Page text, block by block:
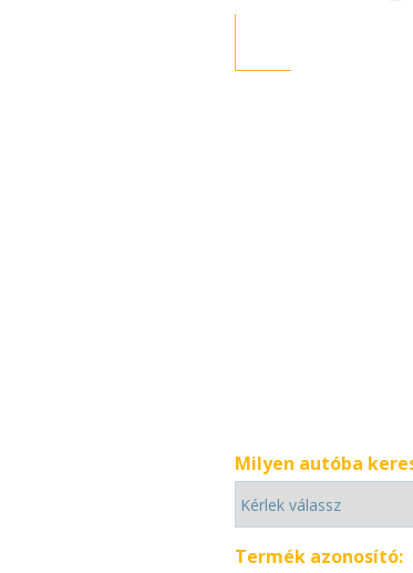
Milyen autóba
Termék azonosító: